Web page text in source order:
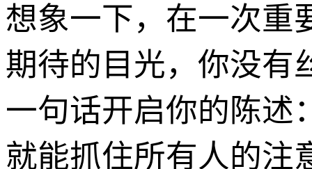
想象一下，在一次重
期待的目光，你没有
一句话开启你的陈述
就能抓住所有人的注